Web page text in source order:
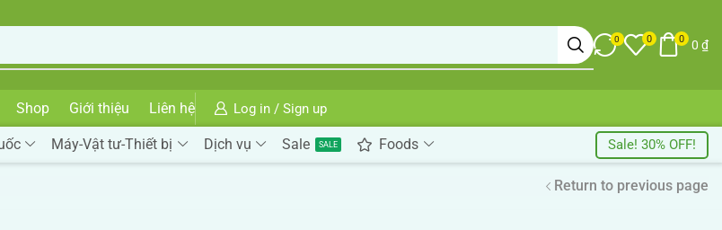
0 0 0 0 ₫
Shop Giới thiệu Liên hệ Log in / Sign up
Máy-Vật tư-Thiết bị Dịch vụ Sale SALE Foods Sale! 30% OFF!
Return to previous page